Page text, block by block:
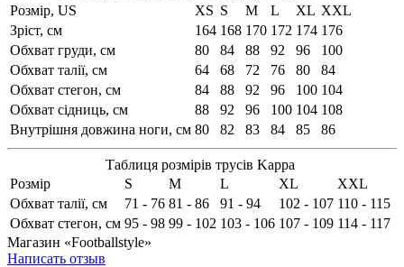
Розмір, US
XS S M L XL XXL
Зріст, см
164 168 170 172 174 176
Обхват груди, см
80 84 88 92 96
100
Обхват талії, см
64 68 72 76 80
84
Обхват стегон, см
84 88 92 96 100 104
Обхват сідниць, см
88 92 96 100 104 108
Внутрішня довжина ноги, см 80 82 83 84 85 86
Таблиця розмірів трусів Kappa
Розмір
S M L XL
XXL
Обхват талії, см
71 - 76 81 - 86 91 - 94 102 - 107 110 - 115
Обхват стегон, см 95 - 98 99 - 102 103 - 106 107 - 109 114 - 117
Магазин «Footballstyle»
Написать отзыв